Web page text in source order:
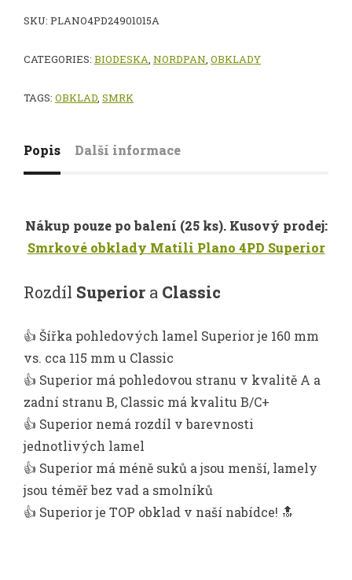
SKU: PLANO4PD24901015A
CATEGORIES: BIODESKA, NORDPAN, OBKLADY
TAGS: OBKLAD, SMRK
Popis Další informace
Nákup pouze po balení (25 ks). Kusový prodej:
Smrkové obklady Matili Plano 4PD Superior
Rozdíl Superior a Classic
👍 Šířka pohledových lamel Superior je 160 mm
vs. cca 115 mm u Classic
👍 Superior má pohledovou stranu v kvalitě A a
zadní stranu B, Classic má kvalitu B/C+
👍 Superior nemá rozdíl v barevnosti
jednotlivých lamel
👍 Superior má méně suků a jsou menší, lamely
jsou téměř bez vad a smolníků
👍 Superior je TOP obklad v naší nabídce! 🔝